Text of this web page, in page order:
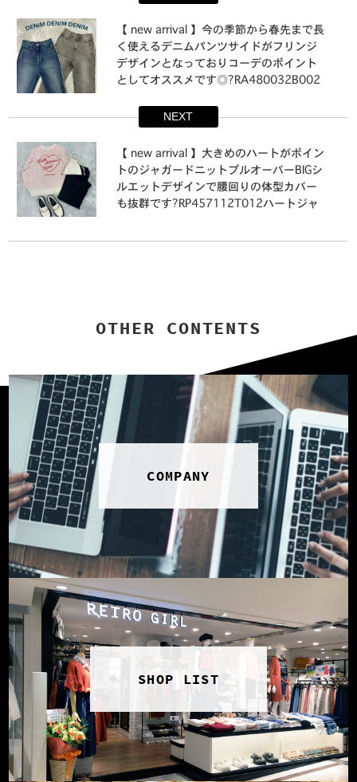
⁡【 new arrival 】⁡今の季節から春先まで長
く使えるデニムパンツ⁡サイドがフリンジ
デザインとなっておりコーデのポイント
としてオススメです◎⁡⁡⁡?️RA480032B002
（税込）⁡blue / black⁡⁡⁡（店舗今週入荷.オ
ンライン近日入荷）⁡⁡⁡⁡⁡⁡⁡⁡⁡#retrogirl_ootd#retr
ogirl#レトロガール #レトロガールコーデ
#プチプラアイテム #プチプラファッショ
ン#2024ss#春服#春コーデ#デニムパン
ツ#デニム#デニムコーデ#メンズライク#
着回しアイテム#着回しコーデ#カジュア
NEXT
⁡【 new arrival 】⁡大きめのハートがポイン
トのジャガードニットプルオーバー⁡BIGシ
ルエットデザインで腰回りの体型カバー
も抜群です⁡⁡⁡?️RP457112T012ハートジャ
春ニット#ニットコーデ#ニット#ロゴニ
ット#メンズライク#着回しアイテム#着
回しコーデ#カジュアルコーデ#大人カジ
ュアル#カジュアル#メンズライク
OTHER CONTENTS
COMPANY
SHOP LIST